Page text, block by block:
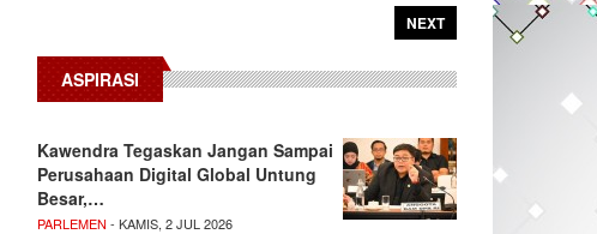
NEXT
ASPIRASI
Kawendra Tegaskan Jangan Sampai
Perusahaan Digital Global Untung
Besar,…
PARLEMEN - KAMIS, 2 JUL 2026